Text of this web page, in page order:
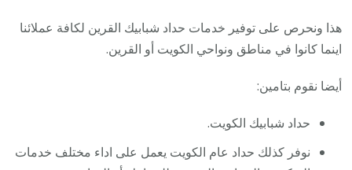
هذا ونحرص على توفير خدمات حداد شبابيك القرين لكافة عملائنا
اينما كانوا في مناطق ونواحي الكويت أو القرين.
أيضا نقوم بتامين:
حداد شبابيك الكويت.
نوفر كذلك حداد عام الكويت يعمل على اداء مختلف خدمات